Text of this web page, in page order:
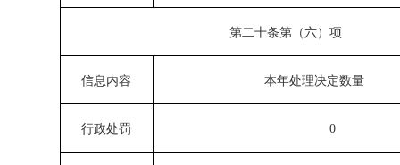
第二十条第（六）项
信息内容 本年处理决定数量
行政处罚 0